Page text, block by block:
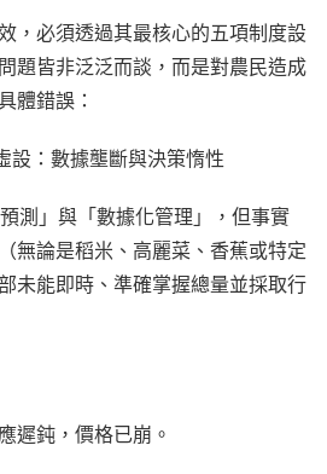
，必須透過其最核心的五項制度設
題皆非泛泛而談，而是對農民造成
體錯誤：
設：數據壟斷與決策惰性
測」與「數據化管理」，但事實
無論是稻米、高麗菜、香蕉或特定
未能即時、準確掌握總量並採取行
遲鈍，價格已崩。